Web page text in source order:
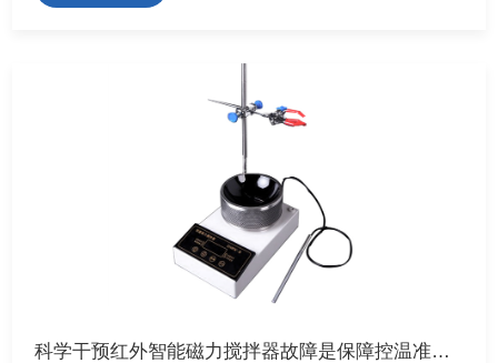
声波清洗技术凭借其高效、节能、温和、无死角的优势，
科学干预红外智能磁力搅拌器故障是保障控温准确的关键